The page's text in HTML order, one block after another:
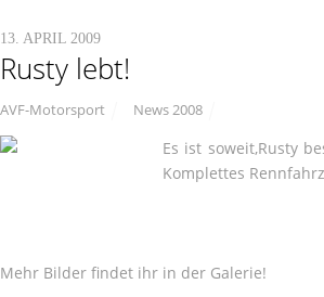
13. APRIL 2009
Rusty lebt!
AVF-Motorsport News 2008
Es ist soweit,Rusty
Komplettes
Mehr Bilder findet ihr in der Galerie!